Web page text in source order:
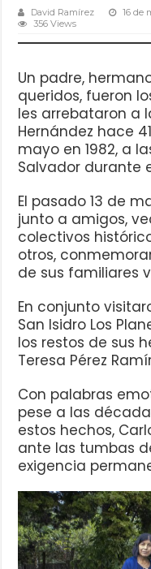
David Ramírez 16 de
356 Views
Un padre,
queridos, fueron
les arrebataron a
Hernández hace
mayo en 1982, a
Salvador durante
El pasado 13 de
junto a amigos,
colectivos
otros,
de sus familiares
En conjunto
San Isidro Los
los restos de sus
Teresa Pérez
Con palabras
pese a las
estos hechos,
ante las tumbas
exigencia